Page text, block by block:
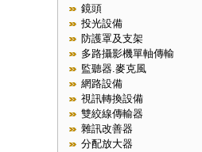
鏡頭
投光設備
防護罩及支架
多路攝影機單軸傳輸
監聽器.麥克風
網路設備
視訊轉換設備
雙絞線傳輸器
雜訊改善器
分配放大器